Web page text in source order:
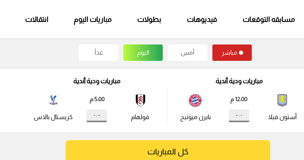
مسابقه التوقعات فيديوهات بطولات مباريات اليوم انتقالات
مباشر أمس اليوم غداً
مباريات ودية أندية
أستون فيلا
12:00 م
- : - بايرن ميونيخ
مباريات ودية أندية
فولهام
5:00 م
- : - كريستال بالاس
كل المباريات